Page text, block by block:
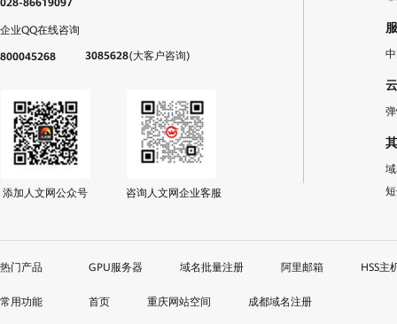
028-86619097
企业QQ在线咨询
800045268 3085628(大客户咨询)
添加人文网公众号 咨询人文网企业客服
GPU服务器 域名批量注册 阿里邮箱 HSS主
首页 重庆网站空间 成都域名注册